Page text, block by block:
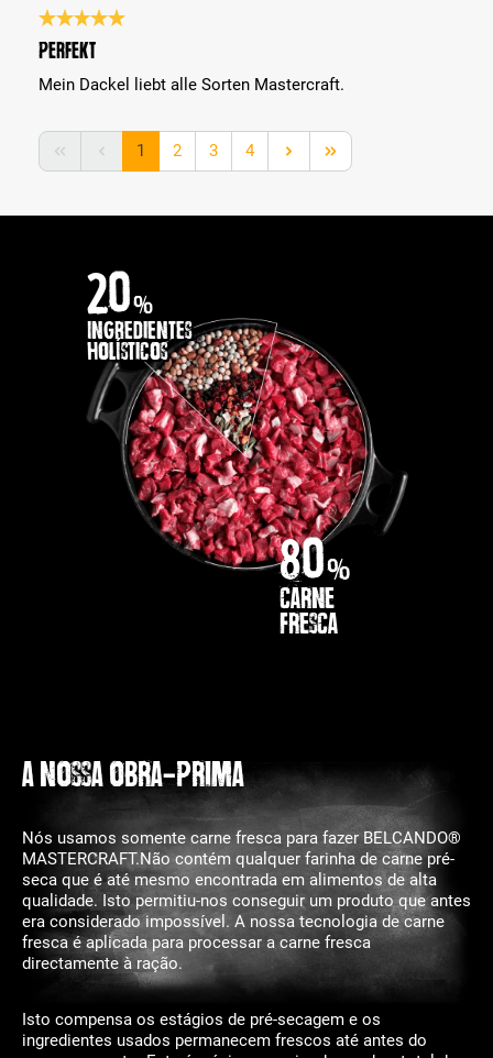
Análise com classificação de 5 de 5 estrelas
Perfekt
Mein Dackel liebt alle Sorten Mastercraft.
Lado
1 Lado
2 Lado
3 Lado
4
20%
Ingredientes
holísticos
80%
Carne
fresca
a nossa obra-prima
Nós usamos somente carne fresca para fazer BELCANDO®
MASTERCRAFT.Não contém qualquer farinha de carne pré-
seca que é até mesmo encontrada em alimentos de alta
qualidade. Isto permitiu-nos conseguir um produto que antes
era considerado impossível. A nossa tecnologia de carne
fresca é aplicada para processar a carne fresca
directamente à ração.
Isto compensa os estágios de pré-secagem e os
ingredientes usados permanecem frescos até antes do